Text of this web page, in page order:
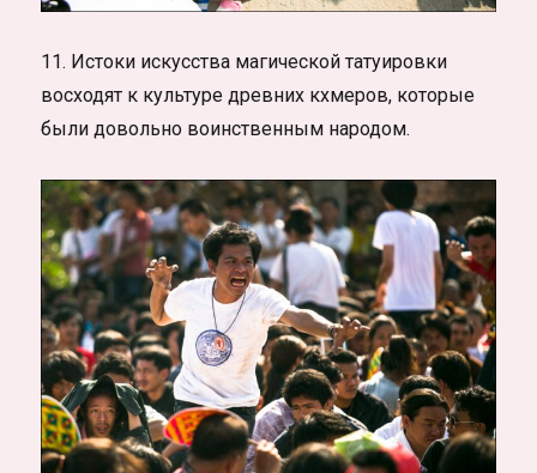
11. Истоки искусства магической татуировки
восходят к культуре древних кхмеров, которые
были довольно воинственным народом.